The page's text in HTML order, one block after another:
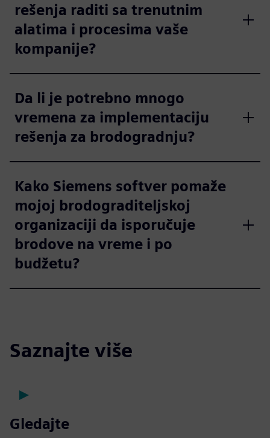
rešenja raditi sa trenutnim
alatima i procesima vaše
kompanije?
Da li je potrebno mnogo
vremena za implementaciju
rešenja za brodogradnju?
Kako Siemens softver pomaže
mojoj brodograditeljskoj
organizaciji da isporučuje
brodove na vreme i po
budžetu?
Saznajte više
Gledajte